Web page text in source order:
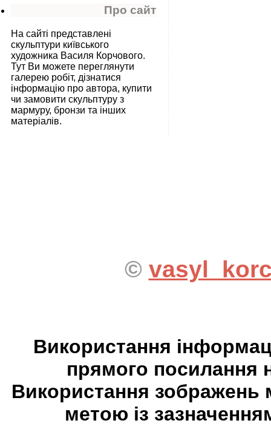
Про сайт
На сайті представлені
скульптури київського
художника Василя Корчового.
Тут Ви можете переглянути
галерею робіт, дізнатися
інформацію про автора, купити
чи замовити скульптуру з
мармуру, бронзи та інших
матеріалів.
©
Використання
прямого посилання
Використання
метою із